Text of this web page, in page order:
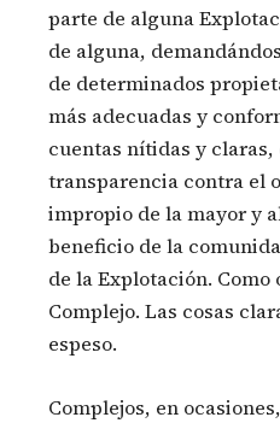
parte de alguna
de alguna,
de determinados
más adecuadas y
cuentas nítidas y claras,
transparencia contra el
impropio de la mayor y
beneficio de la
de la Explotación.
Complejo. Las cosas
espeso.
Complejos, en